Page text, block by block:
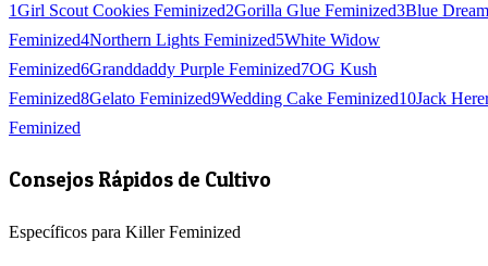
1Girl Scout Cookies Feminized2Gorilla Glue Feminized3Blue Dream
Feminized4Northern Lights Feminized5White Widow
Feminized6Granddaddy Purple Feminized7OG Kush
Feminized8Gelato Feminized9Wedding Cake Feminized10Jack
Feminized
Consejos Rápidos de Cultivo
Específicos para Killer Feminized